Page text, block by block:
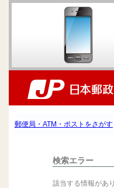
郵便局・ATM・ポストをさがす
検索エラー
該当する情報があ